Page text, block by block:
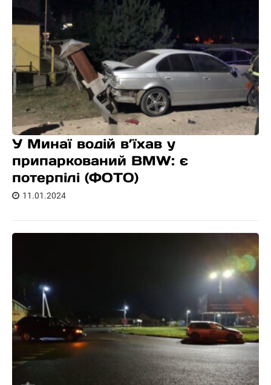
У Минаї водій в’їхав у
припаркований BMW: є
потерпілі (ФОТО)
11.01.2024